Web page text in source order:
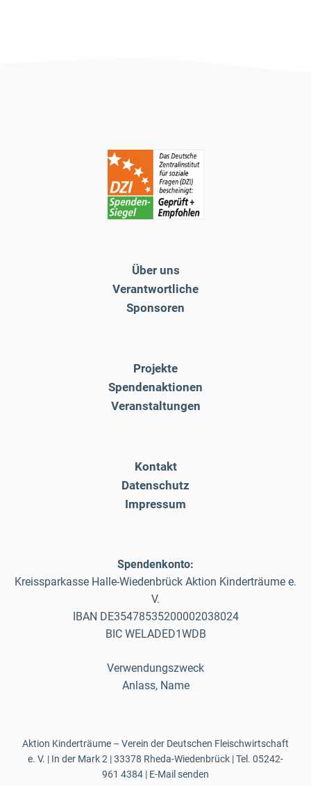
Über uns
Verantwortliche
Sponsoren
Projekte
Spendenaktionen
Veranstaltungen
Kontakt
Datenschutz
Impressum
Spendenkonto:
Kreissparkasse Halle-Wiedenbrück Aktion Kinderträume e.
V.
IBAN DE35478535200002038024
BIC WELADED1WDB
Verwendungszweck
Anlass, Name
Aktion Kinderträume – Verein der Deutschen Fleischwirtschaft
e. V. | In der Mark 2 | 33378 Rheda-Wiedenbrück | Tel. 05242-
961 4384 | E-Mail senden